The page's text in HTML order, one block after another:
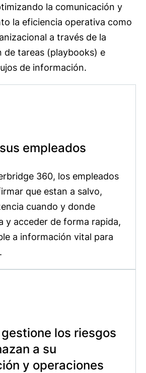
la comunicación y
la eficiencia operativa como
a través de la
de tareas (playbooks) e
de información.
empleados
360, los empleados
que estan a salvo,
cuando y donde
y acceder de forma rapida,
a información vital para
los riesgos
a su
y operaciones